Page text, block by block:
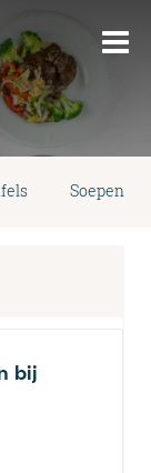
Soepen
bij